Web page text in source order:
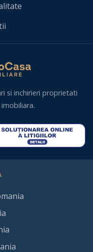
si inchirieri proprietati